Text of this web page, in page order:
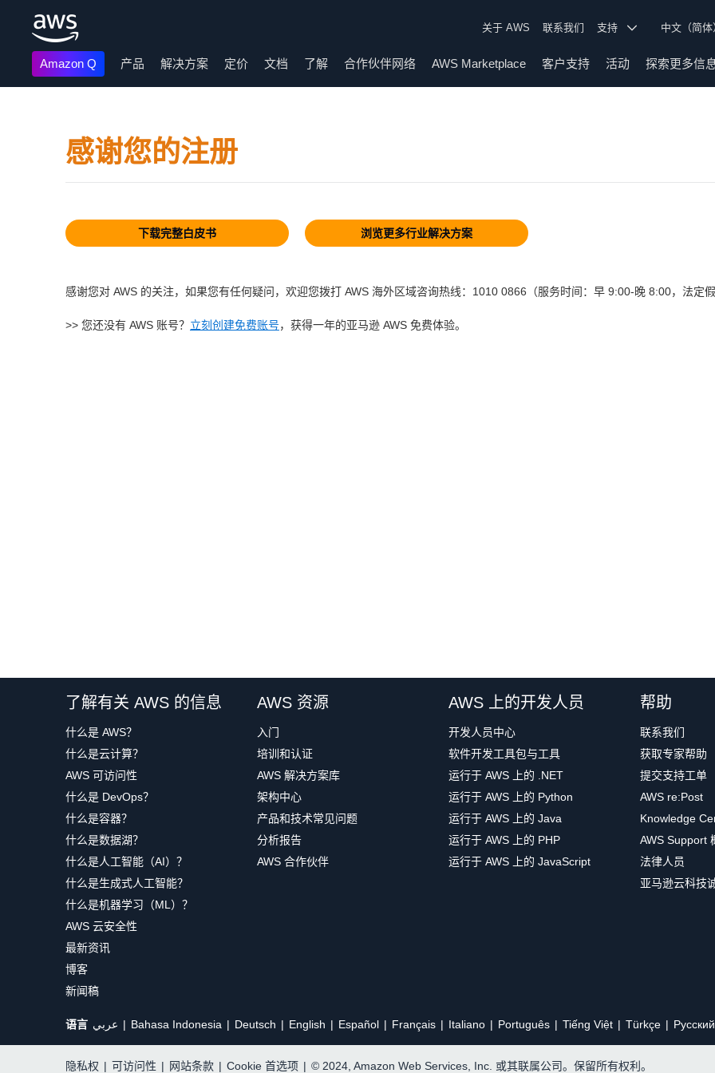
关于 AWS 联系我们 支持 中文（简
Amazon Q 产品 解决方案 定价 文档 了解 合作伙伴网络 AWS Marketplace 客户支持 活动 探索更多信
感谢您的注册
下载完整白皮书 浏览更多行业解决方案
感谢您对 AWS 的关注，如果您有任何疑问，欢迎您拨打 AWS 海外区域咨询热线：1010 0866（服务时间：早 9:00-晚 8:00，法定
>> 您还没有 AWS 账号？ 立刻创建免费账号，获得一年的亚马逊 AWS 免费体验。
了解有关 AWS 的信息
什么是 AWS？
什么是云计算？
AWS 可访问性
什么是 DevOps？
什么是容器？
什么是数据湖？
什么是人工智能（AI）？
什么是生成式人工智能？
什么是机器学习（ML）？
AWS 云安全性
最新资讯
博客
新闻稿
AWS 资源
入门
培训和认证
AWS 解决方案库
架构中心
产品和技术常见问题
分析报告
AWS 合作伙伴
AWS 上的开发人员
开发人员中心
软件开发工具包与工具
运行于 AWS 上的 .NET
运行于 AWS 上的 Python
运行于 AWS 上的 Java
运行于 AWS 上的 PHP
运行于 AWS 上的 JavaScript
帮助
联系我们
获取专家帮助
提交支持工单
AWS re:Post
Knowledge
AWS Support
法律人员
亚马逊云科技
语言 عربي Bahasa Indonesia Deutsch English Español Français Italiano Português Tiếng Việt Türkçe Ρусский
隐私权 | 可访问性 | 网站条款 | Cookie 首选项 | © 2024, Amazon Web Services, Inc. 或其联属公司。保留所有权利。